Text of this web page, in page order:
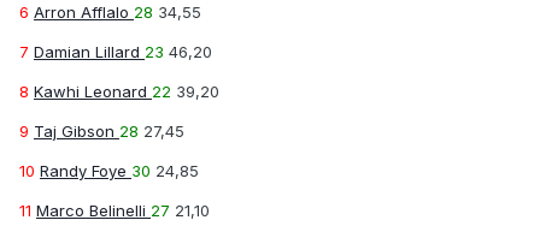
6 Arron Afflalo 28 34,55
7 Damian Lillard 23 46,20
8 Kawhi Leonard 22 39,20
9 Taj Gibson 28 27,45
10 Randy Foye 30 24,85
11 Marco Belinelli 27 21,10